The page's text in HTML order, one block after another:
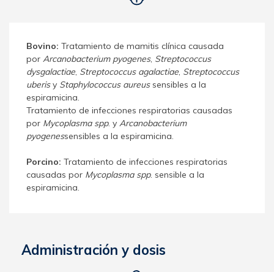
Bovino: Tratamiento de mamitis clínica causada
por Arcanobacterium pyogenes, Streptococcus
dysgalactiae, Streptococcus agalactiae, Streptococcus
uberisy Staphylococcus aureussensibles a la
espiramicina.
Tratamiento de infecciones respiratorias causadas
por Mycoplasma spp. y Arcanobacterium
pyogenessensibles a la espiramicina.
Porcino: Tratamiento de infecciones respiratorias
causadas por Mycoplasma spp. sensible a la
espiramicina.
Administración y dosis